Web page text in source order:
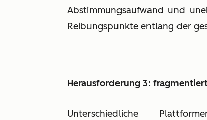
Abstimmungsaufwand und
Reibungspunkte entlang der
Herausforderung 3:
Unterschiedliche